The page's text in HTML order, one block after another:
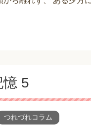
5
つれづれコラム